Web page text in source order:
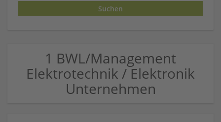
1 BWL/Management
Elektrotechnik / Elektronik
Unternehmen